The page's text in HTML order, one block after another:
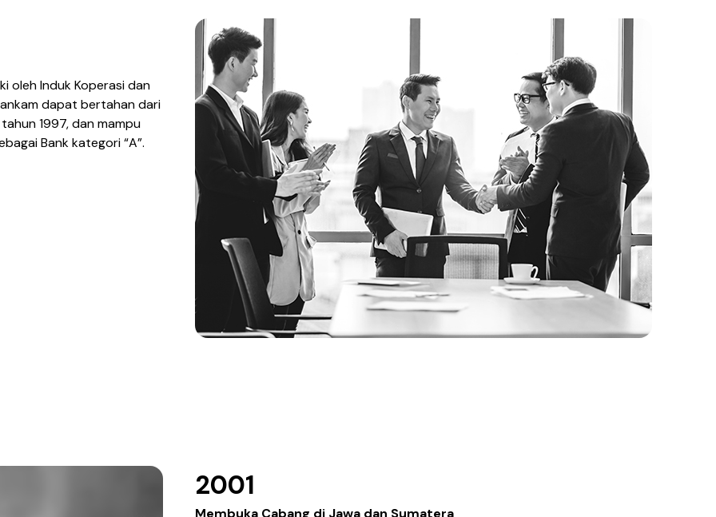
oleh Induk Koperasi dan
dapat bertahan dari
1997, dan mampu
Bank kategori “A”.
2001
Membuka Cabang di Jawa dan Sumatera